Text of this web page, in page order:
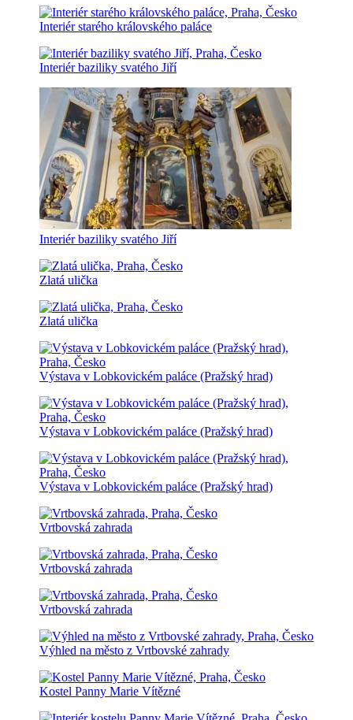
Interiér starého královského paláce
Interiér baziliky svatého Jiří
Interiér baziliky svatého Jiří
Zlatá ulička
Zlatá ulička
Výstava v Lobkovickém paláce (Pražský hrad)
Výstava v Lobkovickém paláce (Pražský hrad)
Výstava v Lobkovickém paláce (Pražský hrad)
Vrtbovská zahrada
Vrtbovská zahrada
Vrtbovská zahrada
Výhled na město z Vrtbovské zahrady
Kostel Panny Marie Vítězné